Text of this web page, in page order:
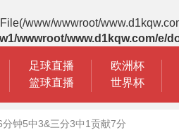
www/wwwroot/
wwwroot/www.d1kqw.com/e/
足球直播
篮球直播
欧洲杯
世界杯
钟5中3&三分3中1贡献7分